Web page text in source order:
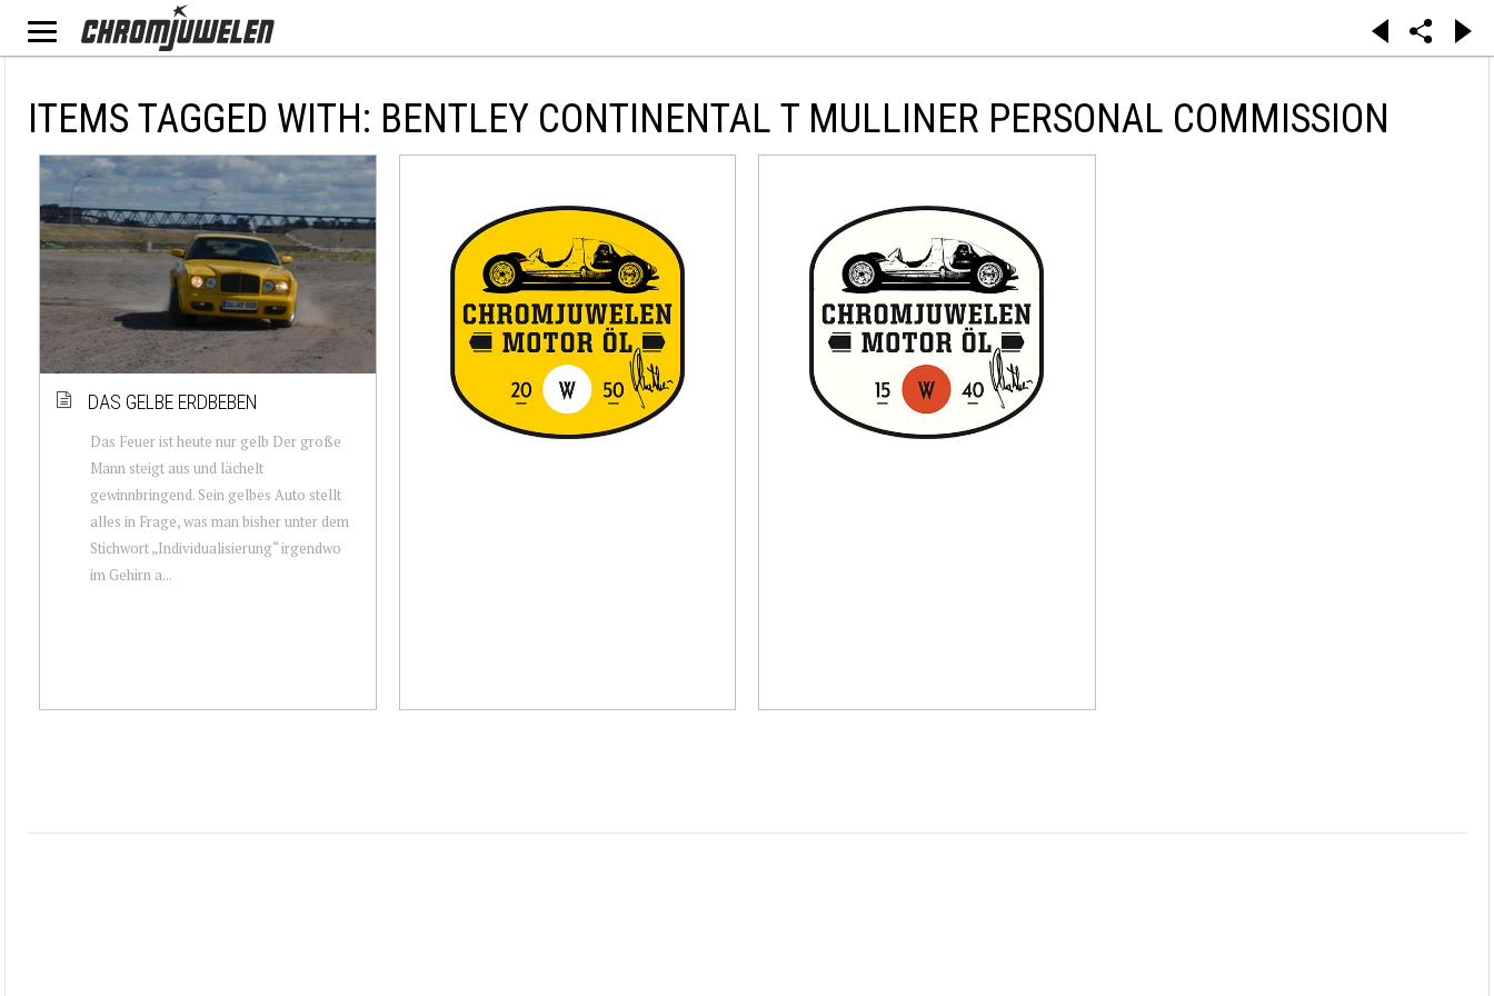
ITEMS TAGGED WITH: BENTLEY CONTINENTAL T MULLINER PERSONAL COMMISSION
DAS GELBE ERDBEBEN
Das Feuer ist heute nur gelb Der große
Mann steigt aus und lächelt
gewinnbringend. Sein gelbes Auto stellt
alles in Frage, was man bisher unter dem
Stichwort „Individualisierung“ irgendwo
im Gehirn a...